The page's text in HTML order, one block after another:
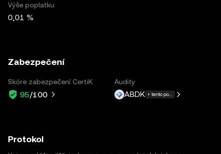
Výše poplatku
0,01 %
Zabezpečení
Skóre zabezpečení CertiK
95/100
Audity
ABDK + tento počet dalších: 4
Protokol